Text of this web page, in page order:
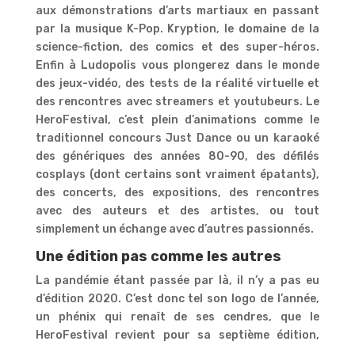
aux démonstrations d’arts martiaux en passant
par la musique K-Pop. Kryption, le domaine de la
science-fiction, des comics et des super-héros.
Enfin à Ludopolis vous plongerez dans le monde
des jeux-vidéo, des tests de la réalité virtuelle et
des rencontres avec streamers et youtubeurs. Le
HeroFestival, c’est plein d’animations comme le
traditionnel concours Just Dance ou un karaoké
des génériques des années 80-90, des défilés
cosplays (dont certains sont vraiment épatants),
des concerts, des expositions, des rencontres
avec des auteurs et des artistes, ou tout
simplement un échange avec d’autres passionnés.
Une édition pas comme les autres
La pandémie étant passée par là, il n’y a pas eu
d’édition 2020. C’est donc tel son logo de l’année,
un phénix qui renaît de ses cendres, que le
HeroFestival revient pour sa septième édition,